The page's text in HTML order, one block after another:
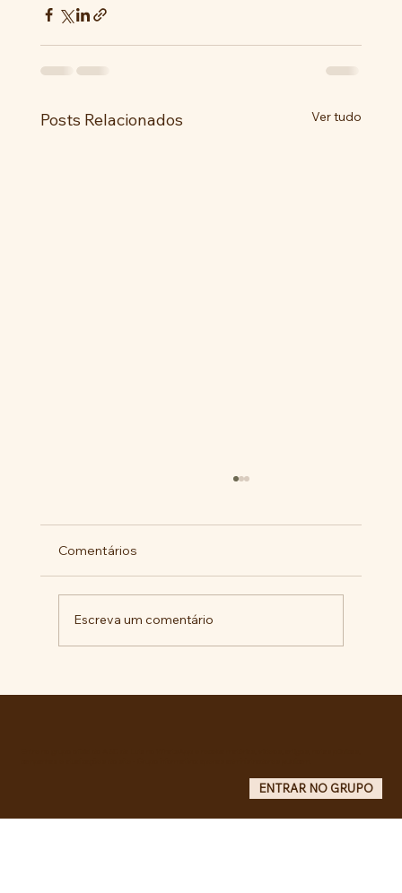
Posts Relacionados Ver tudo
Comentários
Escreva um comentário
ENTRAR NO GRUPO